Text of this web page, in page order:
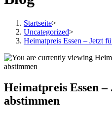
Startseite>
Uncategorized>
Heimatpreis Essen – Jetzt
Heimatpreis Essen
abstimmen